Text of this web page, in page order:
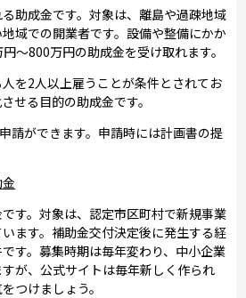
助成金です。対象は、離島や過疎地域
域での開業者です。設備や整備にかか
～800万円の助成金を受け取れます。
を2人以上雇うことが条件とされてお
せる目的の助成金です。
請ができます。申請時には計画書の提
す。対象は、認定市区町村で新規事業
ます。補助金交付決定後に発生する経
す。募集時期は毎年変わり、中小企業
が、公式サイトは毎年新しく作られ
つけましょう。